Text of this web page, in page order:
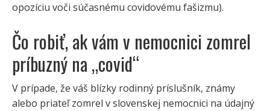
opozíciu voči súčasnému covidovému fašizmu).
Čo robiť, ak vám v nemocnici zomrel
príbuzný na „covid“
V prípade, že váš blízky rodinný príslušník, známy
alebo priateľ zomrel v slovenskej nemocnici na údajný